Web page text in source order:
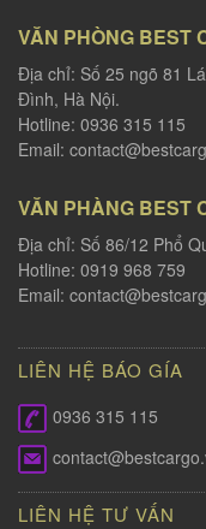
VĂN PHÒNG BEST
Địa chỉ: Số 25 ngõ 81
Đình, Hà Nội.
Hotline: 0936 315 115
Email:
VĂN PHÀNG BEST
Địa chỉ: Số 86/12 Phổ
Hotline: 0919 968 759
Email:
LIÊN HỆ BÁO GÍA
0936 315 115
LIÊN HỆ TƯ VẤN